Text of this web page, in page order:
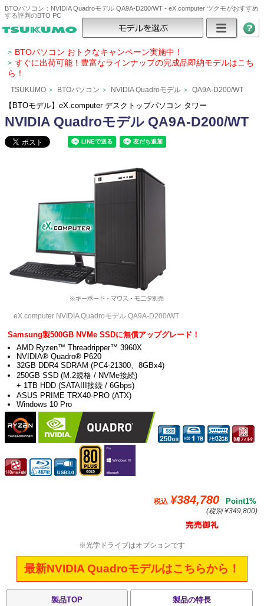
BTOパソコン：NVIDIA Quadroモデル QA9A-D200/WT - eX.computer ツクモがおすすめ
する評判のBTO PC
> BTOパソコン おトクなキャンペーン実施中！
> すぐに出荷可能！豊富なラインナップの完成品即納モデルはこち
ら！
TSUKUMO > BTOパソコン > NVIDIA Quadroモデル > QA9A-D200/WT
【BTOモデル】eX.computer デスクトップパソコン タワー
NVIDIA Quadroモデル QA9A-D200/WT
eX.computer NVIDIA Quadroモデル QA9A-D200/WT
Samsung製500GB NVMe SSDに無償アップグレード！
AMD Ryzen™ Threadripper™ 3960X
NVIDIA® Quadro® P620
32GB DDR4 SDRAM (PC4-21300、8GBx4)
250GB SSD (M.2規格 / NVMe接続)
+ 1TB HDD (SATAIII接続 / 6Gbps)
ASUS PRIME TRX40-PRO (ATX)
Windows 10 Pro
税込 ¥384,780 Point1%
(税別 ¥349,800)
※光学ドライブはオプションです
最新NVIDIA Quadroモデルはこちらから！
製品TOP 製品の特長